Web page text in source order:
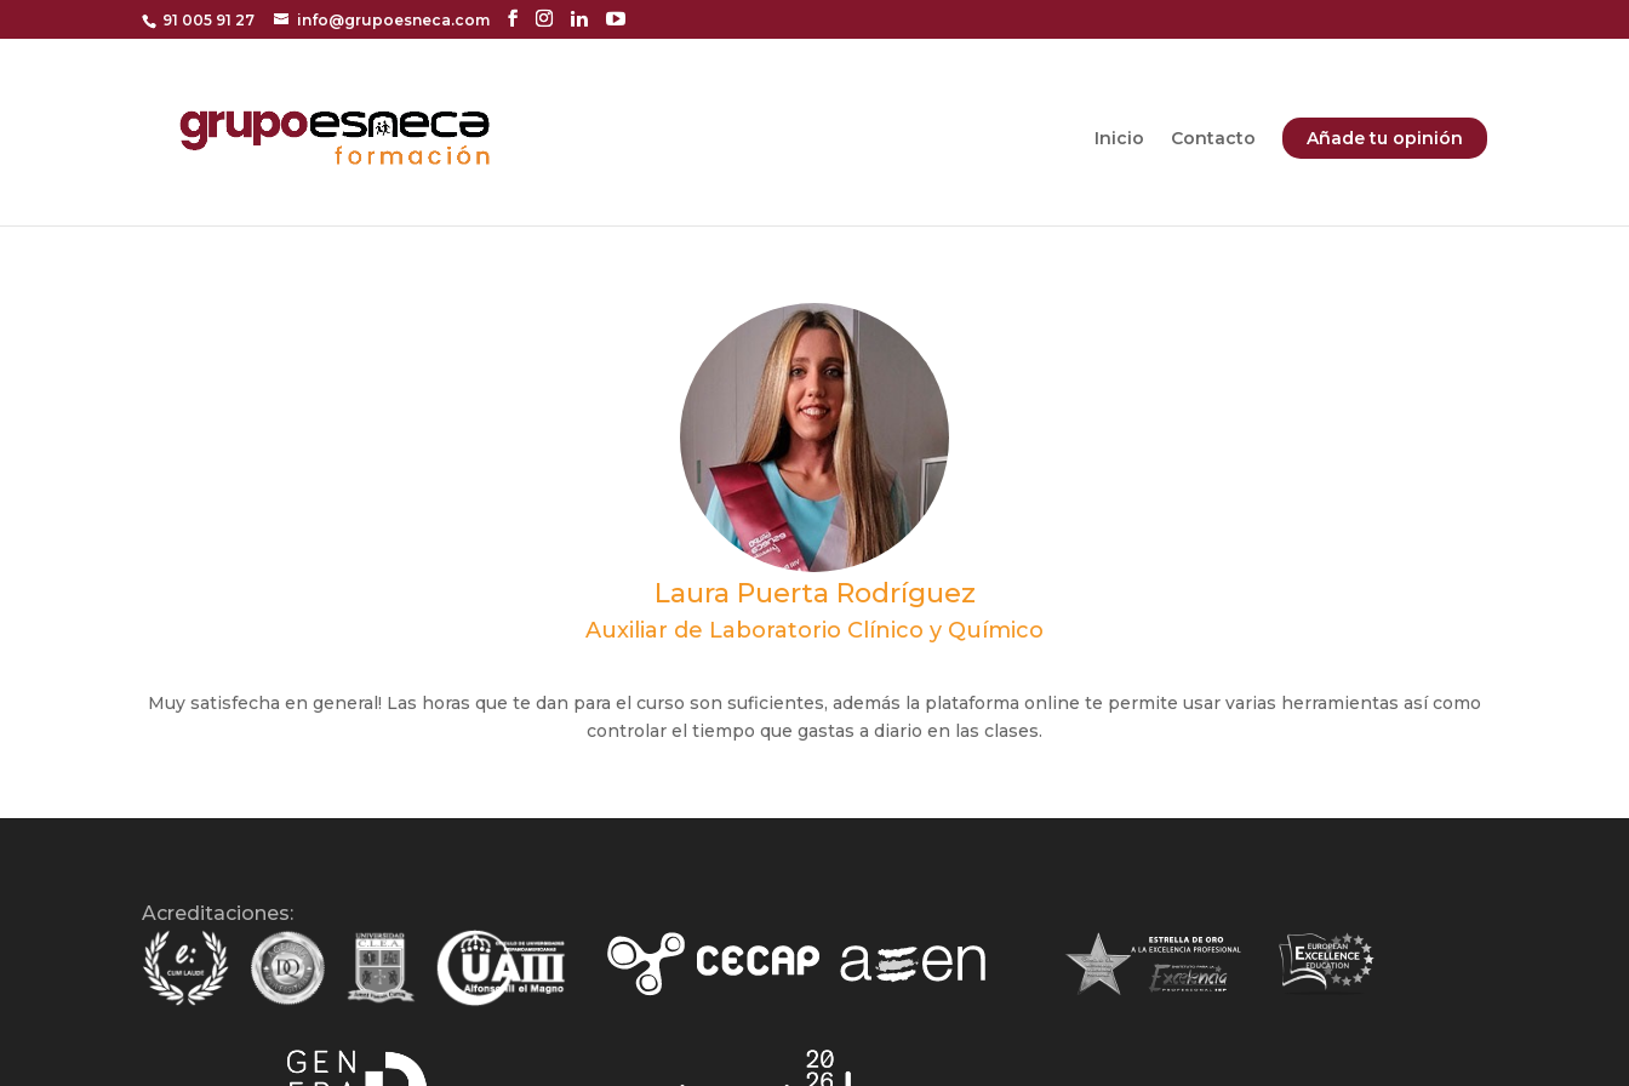
91 005 91 27 info@grupoesneca.com
Inicio Contacto Añade tu opinión
Laura Puerta Rodríguez
Auxiliar de Laboratorio Clínico y Químico
Muy satisfecha en general! Las horas que te dan para el curso son suficientes, además la plataforma online te permite usar varias herramientas así como
controlar el tiempo que gastas a diario en las clases.
Acreditaciones: